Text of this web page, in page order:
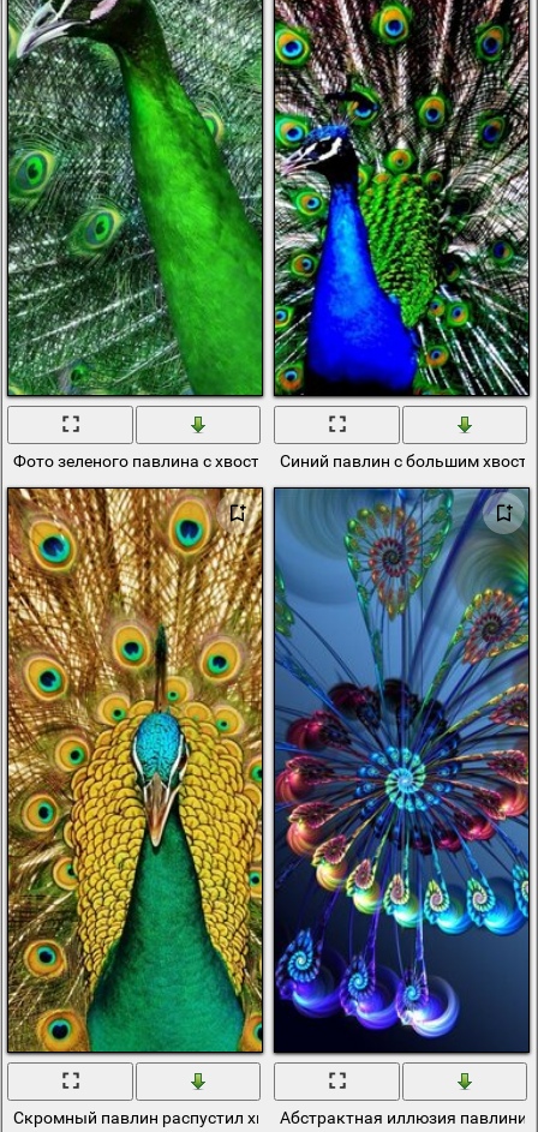
Фото зеленого павлина с хвостом на весь кадр
Синий павлин с большим
Скромный павлин распустил хвостАбстрактная иллюзия павлиний